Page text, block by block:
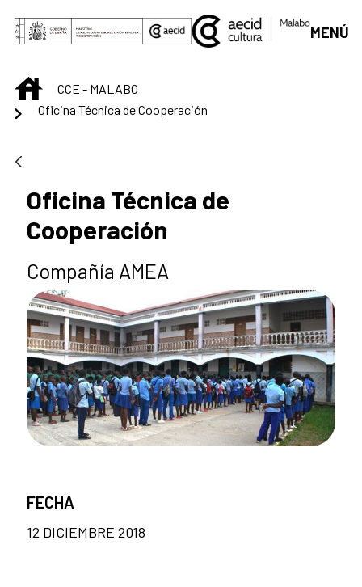
Saltar al contenido principal
MENÚ
INICIOCCE - MALABO
Oficina Técnica de Cooperación
Oficina Técnica de
Cooperación
Compañía AMEA
FECHA
12 DICIEMBRE 2018